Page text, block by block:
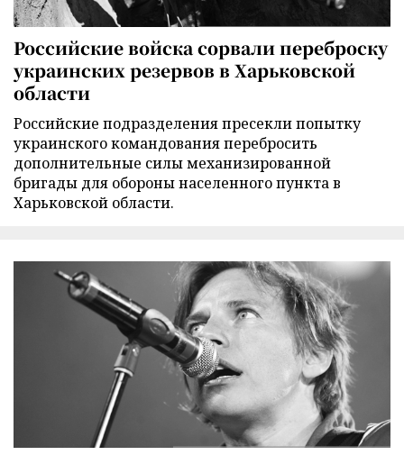
Российские войска сорвали переброску
украинских резервов в Харьковской
области
Российские подразделения пресекли попытку
украинского командования перебросить
дополнительные силы механизированной
бригады для обороны населенного пункта в
Харьковской области.